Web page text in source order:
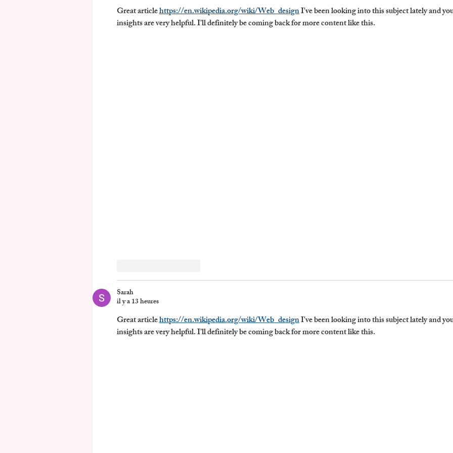
Great article https://en.wikipedia.org/wiki/Web_design I've been looking into this subject lately and
insights are very helpful. I'll definitely be coming back for more content like this.
Sarah
il y a 13 heures
Great article https://en.wikipedia.org/wiki/Web_design I've been looking into this subject lately and
insights are very helpful. I'll definitely be coming back for more content like this.